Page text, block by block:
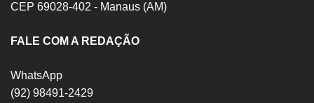
CEP 69028-402 - Manaus (AM)
FALE COM A REDAÇÃO
WhatsApp
(92) 98491-2429